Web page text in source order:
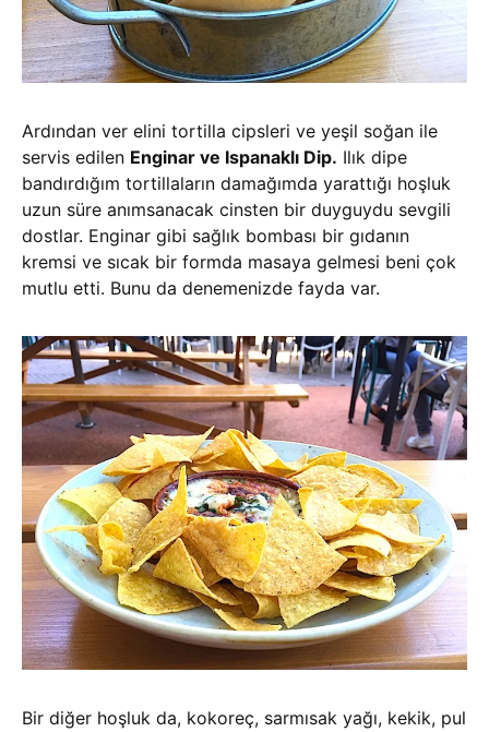
Ardından ver elini tortilla cipsleri ve yeşil soğan ile
servis edilen Enginar ve Ispanaklı Dip. Ilık dipe
bandırdığım tortillaların damağımda yarattığı hoşluk
uzun süre anımsanacak cinsten bir duyguydu sevgili
dostlar. Enginar gibi sağlık bombası bir gıdanın
kremsi ve sıcak bir formda masaya gelmesi beni çok
mutlu etti. Bunu da denemenizde fayda var.
Bir diğer hoşluk da, kokoreç, sarmısak yağı, kekik, pul